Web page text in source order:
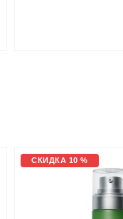
СКИДКА 10 %